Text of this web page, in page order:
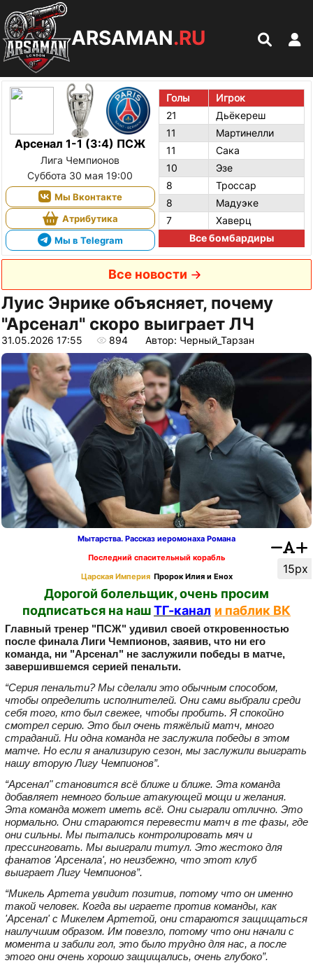
ARSAMAN.RU
Арсенал 1-1 (3:4) ПСЖ
Лига Чемпионов
Суббота 30 мая 19:00
Мы Вконтакте
Атрибутика
Мы в Telegram
Голы
Игрок
21
Дьёкереш
11
Мартинелли
11
Сака
10
Эзе
8
Троссар
8
Мадуэке
7
Хаверц
Все бомбардиры
Все новости
Луис Энрике объясняет, почему
"Арсенал" скоро выиграет ЛЧ
31.05.2026 17:55 894 Автор: Черный_Тарзан
15px
Мытарства. Рассказ иеромонаха Романа
Последний спасительный корабль
Царская Империя Пророк Илия и Енох
Дорогой болельщик, очень просим
подписаться на нашТГ-канал и паблик ВК
Главный тренер "ПСЖ" удивил своей откровенностью
после финала Лиги Чемпионов, заявив, что ни его
команда, ни "Арсенал" не заслужили победы в матче,
завершившемся серией пенальти.
“Серия пенальти? Мы сделали это обычным способом,
чтобы определить исполнителей. Они сами выбрали среди
себя того, кто был свежее, чтобы пробить. Я спокойно
смотрел серию. Это был очень тяжёлый матч, много
страданий. Ни одна команда не заслужила победы в этом
матче. Но если я анализирую сезон, мы заслужили выиграть
нашу вторую Лигу Чемпионов”.
“Арсенал" становится всё ближе и ближе. Эта команда
добавляет немного больше атакующей мощи и желания.
Эта команда может иметь всё. Они сыграли отлично. Это
нормально. Они стараются перевести матч в те фазы, где
они сильны. Мы пытались контролировать мяч и
прессинговать. Мы выиграли титул. Это жестоко для
фанатов 'Арсенала', но неизбежно, что этот клуб
выиграет Лигу Чемпионов”.
“Микель Артета увидит позитив, потому что он именно
такой человек. Когда вы играете против команды, как
'Арсенал' с Микелем Артетой, они стараются защищаться
наилучшим образом. Им повезло, потому что они начали с
момента и забили гол, это было трудно для нас, а после
этого они очень хорошо защищались, очень глубоко”.